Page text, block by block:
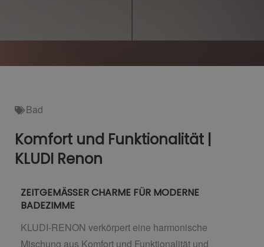
Bad
Komfort und Funktionalität |
KLUDI Renon
ZEITGEMÄSSER CHARME FÜR MODERNE
BADEZIMME
KLUDI-RENON verkörpert eine harmonische
Mischung aus Komfort und Funktionalität und